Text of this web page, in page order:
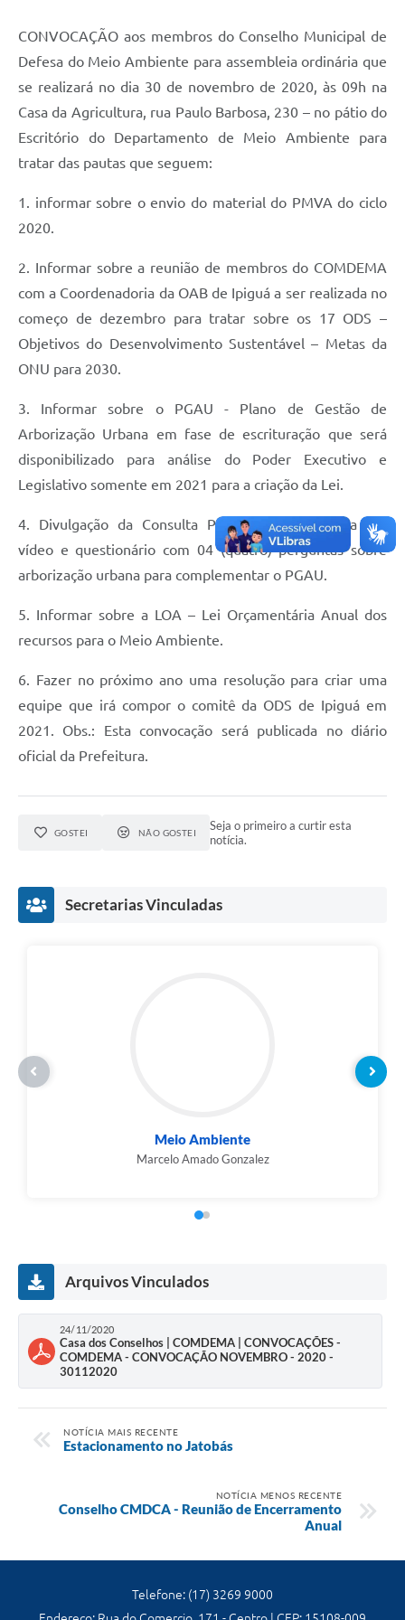
Galeria de Vídeos
Serviços Online
Telefones Úteis
CONVOCAÇÃO aos membros do Conselho Municipal de
Defesa do Meio Ambiente para assembleia ordinária que
se realizará no dia 30 de novembro de 2020, às 09h na
Casa da Agricultura, rua Paulo Barbosa, 230 – no pátio do
Escritório do Departamento de Meio Ambiente para
tratar das pautas que seguem:
1. informar sobre o envio do material do PMVA do ciclo
2020.
2. Informar sobre a reunião de membros do COMDEMA
com a Coordenadoria da OAB de Ipiguá a ser realizada no
começo de dezembro para tratar sobre os 17 ODS –
Objetivos do Desenvolvimento Sustentável – Metas da
ONU para 2030.
3. Informar sobre o PGAU - Plano de Gestão de
Arborização Urbana em fase de escrituração que será
disponibilizado para análise do Poder Executivo e
Legislativo somente em 2021 para a criação da Lei.
4. Divulgação da Consulta Pública disponibilizada em
vídeo e questionário com 04 (quatro) perguntas sobre
arborização urbana para complementar o PGAU.
5. Informar sobre a LOA – Lei Orçamentária Anual dos
recursos para o Meio Ambiente.
6. Fazer no próximo ano uma resolução para criar uma
equipe que irá compor o comitê da ODS de Ipiguá em
2021. Obs.: Esta convocação será publicada no diário
oficial da Prefeitura.
GOSTEI NÃO GOSTEI
Seja o primeiro a curtir esta
notícia.
Secretarias Vinculadas
Meio Ambiente
Marcelo Amado Gonzalez
Arquivos Vinculados
24/11/2020
Casa dos Conselhos | COMDEMA | CONVOCAÇÕES -
COMDEMA - CONVOCAÇÃO NOVEMBRO - 2020 -
30112020
NOTÍCIA MAIS RECENTE
Estacionamento no Jatobás
NOTÍCIA MENOS RECENTE
Conselho CMDCA - Reunião de Encerramento
Anual
Telefone: (17) 3269 9000